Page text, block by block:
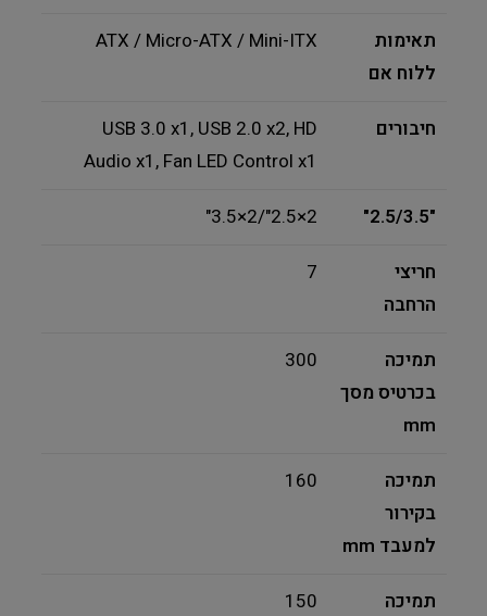
תאימות
ללוח אם
ATX / Micro-ATX / Mini-ITX
חיבורים
USB 3.0 x1, USB 2.0 x2, HD
Audio x1, Fan LED Control x1
"2.5/3.5"
2×2.5"/2×3.5"
חריצי
הרחבה
7
תמיכה
בכרטיס מסך
mm
300
תמיכה
בקירור
למעבד mm
160
תמיכה
150